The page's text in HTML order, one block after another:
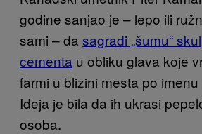
godine sanjao je – lepo ili
sami – da sagradi „šumu“
cementa u obliku glava koje
farmi u blizini mesta po
Ideja je bila da ih ukrasi
osoba.